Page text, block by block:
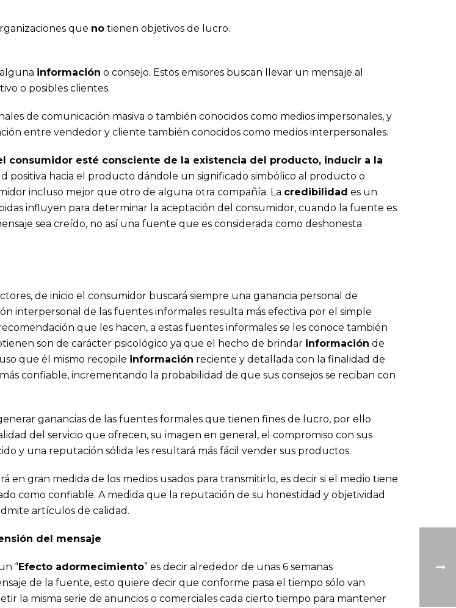
que no tienen objetivos de lucro.
información o consejo. Estos emisores buscan llevar un mensaje al
o posibles clientes.
de comunicación masiva o también conocidos como medios impersonales, y
entre vendedor y cliente también conocidos como medios interpersonales.
consumidor esté consciente de la existencia del producto, inducir a la
positiva hacia el producto dándole un significado simbólico al producto o
incluso mejor que otro de alguna otra compañía. La credibilidad es un
influyen para determinar la aceptación del consumidor, cuando la fuente es
sea creído, no así una fuente que es considerada como deshonesta
de inicio el consumidor buscará siempre una ganancia personal de
interpersonal de las fuentes informales resulta más efectiva por el simple
que les hacen, a estas fuentes informales se les conoce también
son de carácter psicológico ya que el hecho de brindar información de
que él mismo recopile información reciente y detallada con la finalidad de
confiable, incrementando la probabilidad de que sus consejos se reciban con
ganancias de las fuentes formales que tienen fines de lucro, por ello
del servicio que ofrecen, su imagen en general, el compromiso con sus
y una reputación sólida les resultará más fácil vender sus productos.
gran medida de los medios usados para transmitirlo, es decir si el medio tiene
como confiable. A medida que la reputación de su honestidad y objetividad
artículos de calidad.
del mensaje
“Efecto adormecimiento” es decir alrededor de unas 6 semanas
de la fuente, esto quiere decir que conforme pasa el tiempo sólo van
la misma serie de anuncios o comerciales cada cierto tiempo para mantener